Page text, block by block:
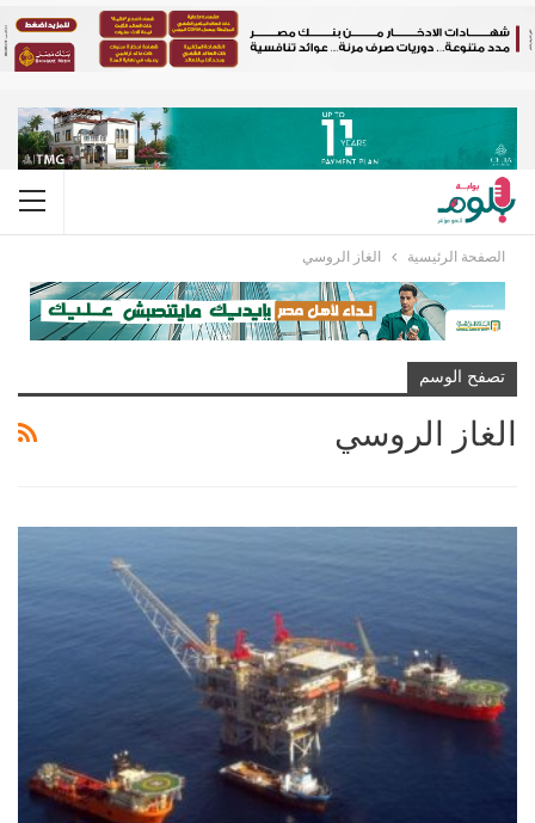
الصفحة الرئيسية الغاز الروسي
تصفح الوسم
الغاز الروسي